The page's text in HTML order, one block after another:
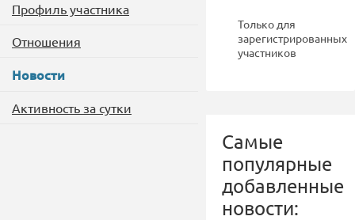
Профиль участника
Отношения
Новости
Активность за сутки
Только для
зарегистрированных
участников
Самые
популярные
добавленные
новости: